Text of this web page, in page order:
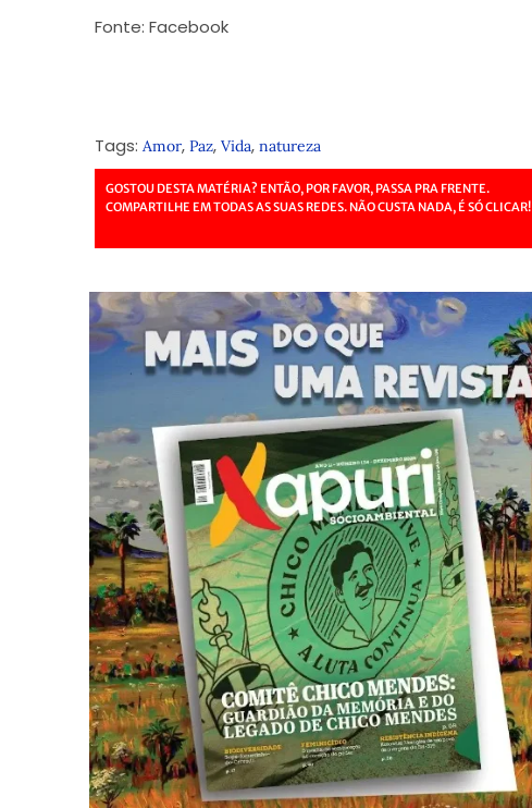
Fonte: Facebook
Tags: Amor, Paz, Vida, natureza
GOSTOU DESTA MATÉRIA? ENTÃO, POR FAVOR, PASSA PRA FRENTE.
COMPARTILHE EM TODAS AS SUAS REDES. NÃO CUSTA NADA, É SÓ CLICAR!